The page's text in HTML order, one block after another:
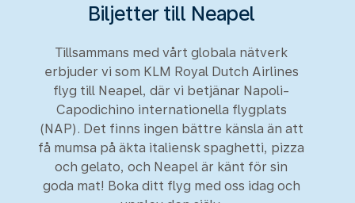
Biljetter till Neapel
Tillsammans med vårt globala nätverk
erbjuder vi som KLM Royal Dutch Airlines
flyg till Neapel, där vi betjänar Napoli-
Capodichino internationella flygplats
(NAP). Det finns ingen bättre känsla än att
få mumsa på äkta italiensk spaghetti, pizza
och gelato, och Neapel är känt för sin
goda mat! Boka ditt flyg med oss idag och